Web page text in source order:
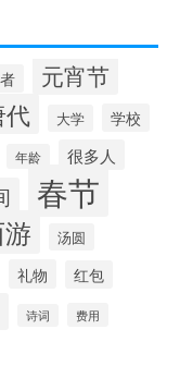
元宵节
代 大学 学校
年龄 很多人
春节
汤圆
礼物
红包
诗词 费用